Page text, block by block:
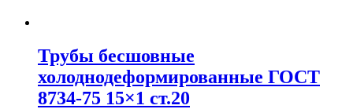
Трубы бесшовные
холоднодеформированные ГОСТ
8734-75 15×1 ст.20